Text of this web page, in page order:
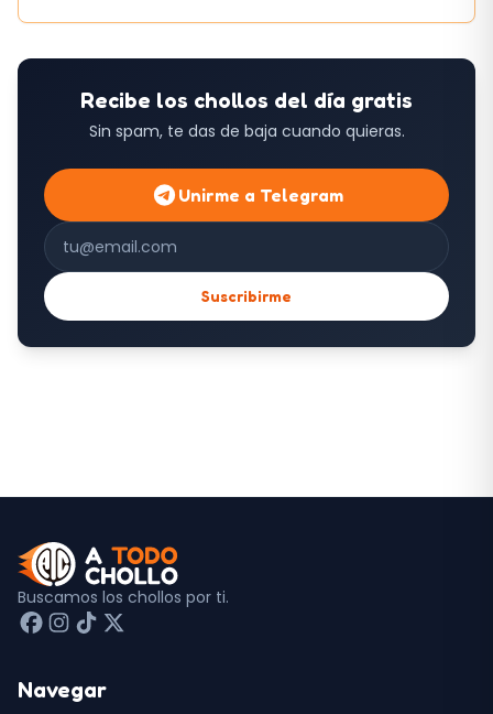
Recibe los chollos del día gratis
Sin spam, te das de baja cuando quieras.
Unirme a Telegram
Correo electrónico
Suscribirme
Buscamos los chollos por ti.
Navegar